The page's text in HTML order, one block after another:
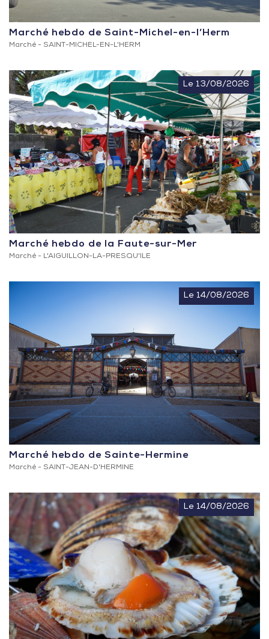
Marché hebdo de Saint-Michel-en-l’Herm
Marché - SAINT-MICHEL-EN-L'HERM
Le 13/08/2026
Marché hebdo de la Faute-sur-Mer
Marché - L'AIGUILLON-LA-PRESQU'ILE
Le 14/08/2026
Marché hebdo de Sainte-Hermine
Marché - SAINT-JEAN-D'HERMINE
Le 14/08/2026